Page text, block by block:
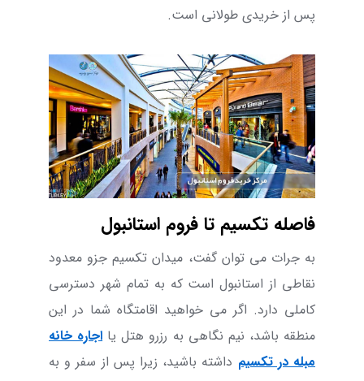
پس از خریدی طولانی است.
فاصله تکسیم تا فروم استانبول
به جرات می توان گفت، میدان تکسیم جزو معدود
نقاطی از استانبول است که به تمام شهر دسترسی
کاملی دارد. اگر می خواهید اقامتگاه شما در این
منطقه باشد، نیم نگاهی به رزرو هتل یااجاره خانه
مبله در تکسیم داشته باشید، زیرا پس از سفر و به